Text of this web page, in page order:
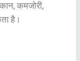
कमजोरी,
है।